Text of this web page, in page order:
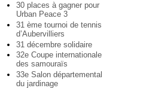
30 places à gagner pour
Urban Peace 3
31 ème tournoi de tennis
d’Aubervilliers
31 décembre solidaire
32e Coupe internationale
des samouraïs
33e Salon départemental
du jardinage